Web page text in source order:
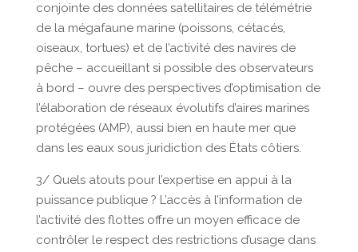
conjointe des données satellitaires de télémétrie
de la mégafaune marine (poissons, cétacés,
oiseaux, tortues) et de l’activité des navires de
pêche – accueillant si possible des observateurs
à bord – ouvre des perspectives d’optimisation de
l’élaboration de réseaux évolutifs d’aires marines
protégées (AMP), aussi bien en haute mer que
dans les eaux sous juridiction des États côtiers.
3/ Quels atouts pour l’expertise en appui à la
puissance publique ? L’accès à l’information de
l’activité des flottes offre un moyen efficace de
contrôler le respect des restrictions d’usage dans